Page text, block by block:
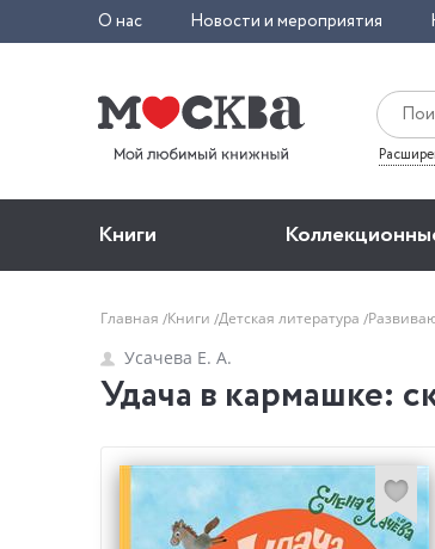
О нас Новости и мероприятия
Книги
Главная Книги Детская литература
Усачева Е. А.
Удача в кармашке: